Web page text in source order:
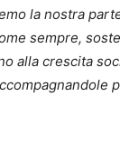
la nostra
sempre,
alla crescita